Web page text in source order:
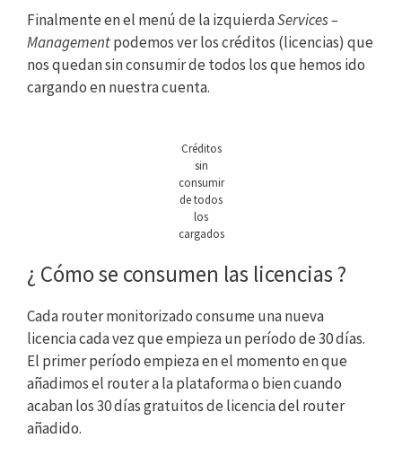
Finalmente en el menú de la izquierdaServices –
Managementpodemos ver los créditos (licencias) que
nos quedan sin consumir de todos los que hemos ido
cargando en nuestra cuenta.
Créditos
sin
consumir
de todos
los
cargados
¿ Cómo se consumen las licencias ?
Cada router monitorizado consume una nueva
licencia cada vez que empieza un período de 30 días.
El primer período empieza en el momento en que
añadimos el router a la plataforma o bien cuando
acaban los 30 días gratuitos de licencia del router
añadido.